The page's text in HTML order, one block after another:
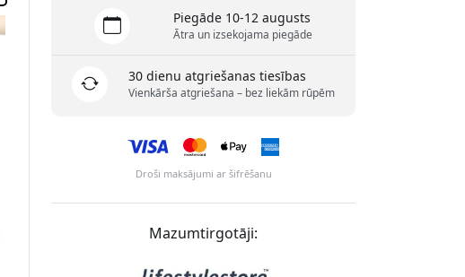
Piegāde 10-12 augusts
Ātra un izsekojama piegāde
30 dienu atgriešanas tiesības
Vienkārša atgriešana – bez liekām rūpēm
Droši maksājumi ar šifrēšanu
Mazumtirgotāji: